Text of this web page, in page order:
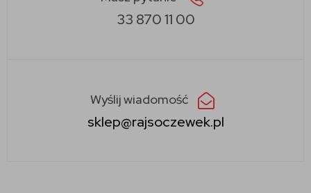
33 870 11 00
Wyślij wiadomość
sklep@rajsoczewek.pl